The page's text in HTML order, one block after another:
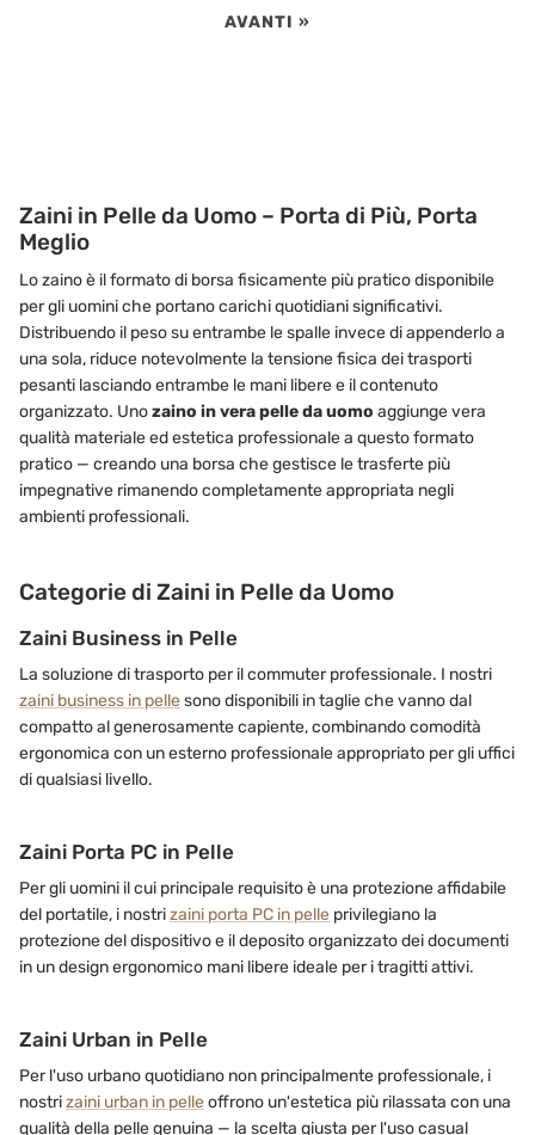
AVANTI »
Zaini in Pelle da Uomo – Porta di Più, Porta
Meglio
Lo zaino è il formato di borsa fisicamente più pratico disponibile
per gli uomini che portano carichi quotidiani significativi.
Distribuendo il peso su entrambe le spalle invece di appenderlo a
una sola, riduce notevolmente la tensione fisica dei trasporti
pesanti lasciando entrambe le mani libere e il contenuto
organizzato. Unozaino in vera pelle da uomo aggiunge vera
qualità materiale ed estetica professionale a questo formato
pratico — creando una borsa che gestisce le trasferte più
impegnative rimanendo completamente appropriata negli
ambienti professionali.
Categorie di Zaini in Pelle da Uomo
Zaini Business in Pelle
La soluzione di trasporto per il commuter professionale. I nostri
zaini business in pelle sono disponibili in taglie che vanno dal
compatto al generosamente capiente, combinando comodità
ergonomica con un esterno professionale appropriato per gli uffici
di qualsiasi livello.
Zaini Porta PC in Pelle
Per gli uomini il cui principale requisito è una protezione affidabile
del portatile, i nostrizaini porta PC in pelle privilegiano la
protezione del dispositivo e il deposito organizzato dei documenti
in un design ergonomico mani libere ideale per i tragitti attivi.
Zaini Urban in Pelle
Per l'uso urbano quotidiano non principalmente professionale, i
nostrizaini urban in pelle offrono un'estetica più rilassata con una
qualità della pelle genuina — la scelta giusta per l'uso casual